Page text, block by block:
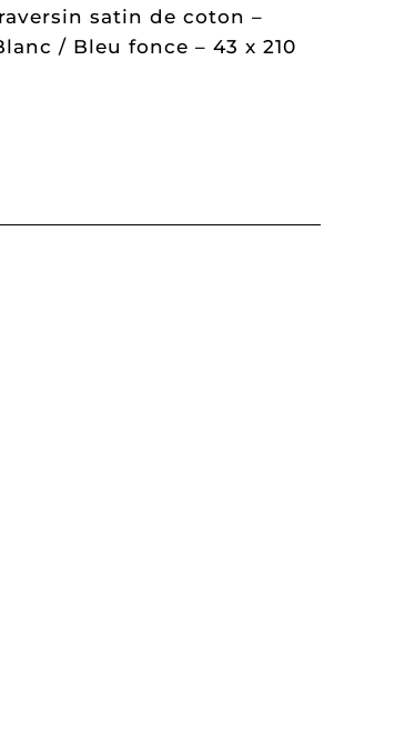
satin de coton –
/ Bleu fonce – 43 x 210